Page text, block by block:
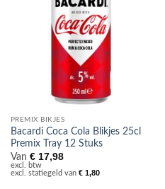
PREMIX BIKJES
Bacardi Coca Cola Blikjes 25cl
Premix Tray 12 Stuks
Van €17,98
excl. btw
excl. statiegeld van €1,80